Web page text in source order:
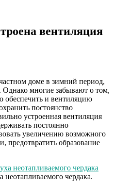
вентиляция
доме в зимний период,
Однако многие забывают о том,
обеспечить и вентиляцию
постоянство
устроенная вентиляция
постоянно
увеличению возможного
предотвратить образование
чердака.